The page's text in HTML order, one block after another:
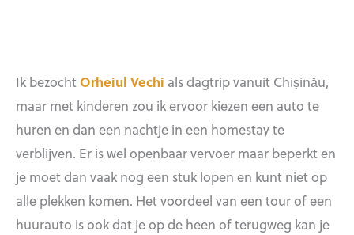
Ik bezocht Orheiul Vechi als dagtrip vanuit Chișinău,
maar met kinderen zou ik ervoor kiezen een auto te
huren en dan een nachtje in een homestay te
verblijven. Er is wel openbaar vervoer maar beperkt en
je moet dan vaak nog een stuk lopen en kunt niet op
alle plekken komen. Het voordeel van een tour of een
huurauto is ook dat je op de heen of terugweg kan je